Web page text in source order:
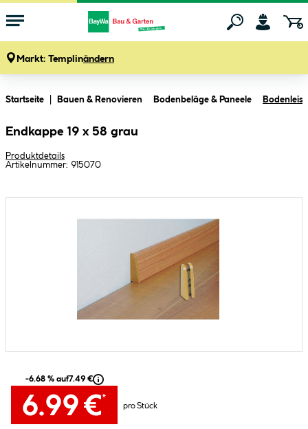
Markt: Templinändern
Startseite Bauen & Renovieren Bodenbeläge & Paneele
Endkappe 19 x 58 grau
Produktdetails
Artikelnummer: 915070
-6.68 % auf7.49 €
6.99 €*
pro Stück